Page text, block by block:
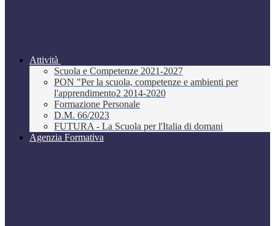
Attività
Scuola e Competenze 2021-2027
PON "Per la scuola, competenze e ambienti per
l'apprendimento2 2014-2020
Formazione Personale
D.M. 66/2023
FUTURA - La Scuola per l'Italia di domani
Agenzia Formativa